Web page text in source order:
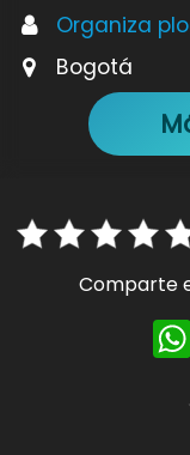
Organiza
Bogotá
Comparte